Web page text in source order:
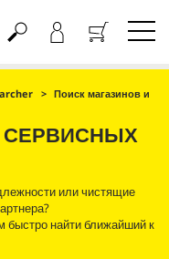
Поиск магазинов и
СЕРВИСНЫХ
или чистящие
быстро найти ближайший к